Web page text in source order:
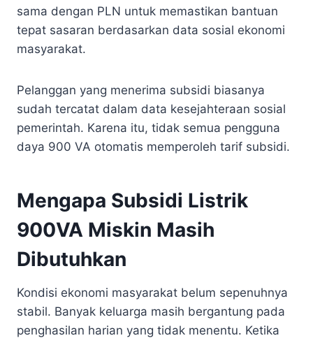
sama dengan PLN untuk memastikan bantuan
tepat sasaran berdasarkan data sosial ekonomi
masyarakat.
Pelanggan yang menerima subsidi biasanya
sudah tercatat dalam data kesejahteraan sosial
pemerintah. Karena itu, tidak semua pengguna
daya 900 VA otomatis memperoleh tarif subsidi.
Mengapa Subsidi Listrik
900VA Miskin Masih
Dibutuhkan
Kondisi ekonomi masyarakat belum sepenuhnya
stabil. Banyak keluarga masih bergantung pada
penghasilan harian yang tidak menentu. Ketika